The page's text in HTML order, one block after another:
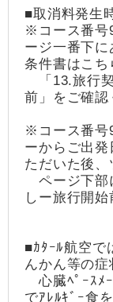
■取消料発生
※コース番号
ージ一番下
条件書はこち
「13.旅行
前」をご確認
※コース番号
ーからご出
ただいた後
ページ下部
しー旅行開始
■ｶﾀｰﾙ航空で
んかん等の
心臓ﾍﾟｰｽﾒｰ
でｱﾚﾙｷﾞｰ食